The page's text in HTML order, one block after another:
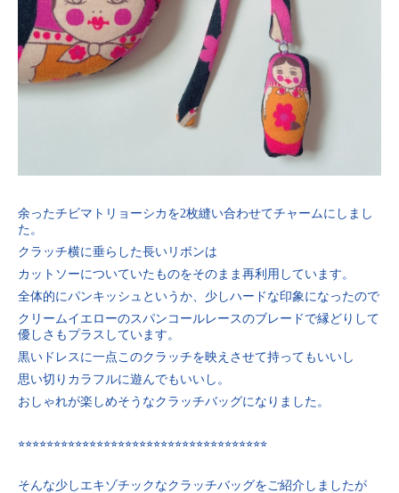
余ったチビマトリョーシカを2枚縫い合わせてチャームにしまし
た。
クラッチ横に垂らした長いリボンは
カットソーについていたものをそのまま再利用しています。
全体的にパンキッシュというか、少しハードな印象になったので
クリームイエローのスパンコールレースのブレードで縁どりして
優しさもプラスしています。
黒いドレスに一点このクラッチを映えさせて持ってもいいし
思い切りカラフルに遊んでもいいし。
おしゃれが楽しめそうなクラッチバッグになりました。
⭐︎⭐︎⭐︎⭐︎⭐︎⭐︎⭐︎⭐︎⭐︎⭐︎⭐︎⭐︎⭐︎⭐︎⭐︎⭐︎⭐︎⭐︎⭐︎⭐︎⭐︎⭐︎⭐︎⭐︎⭐︎⭐︎⭐︎⭐︎⭐︎⭐︎⭐︎⭐︎⭐︎⭐︎⭐︎
そんな少しエキゾチックなクラッチバッグをご紹介しましたが